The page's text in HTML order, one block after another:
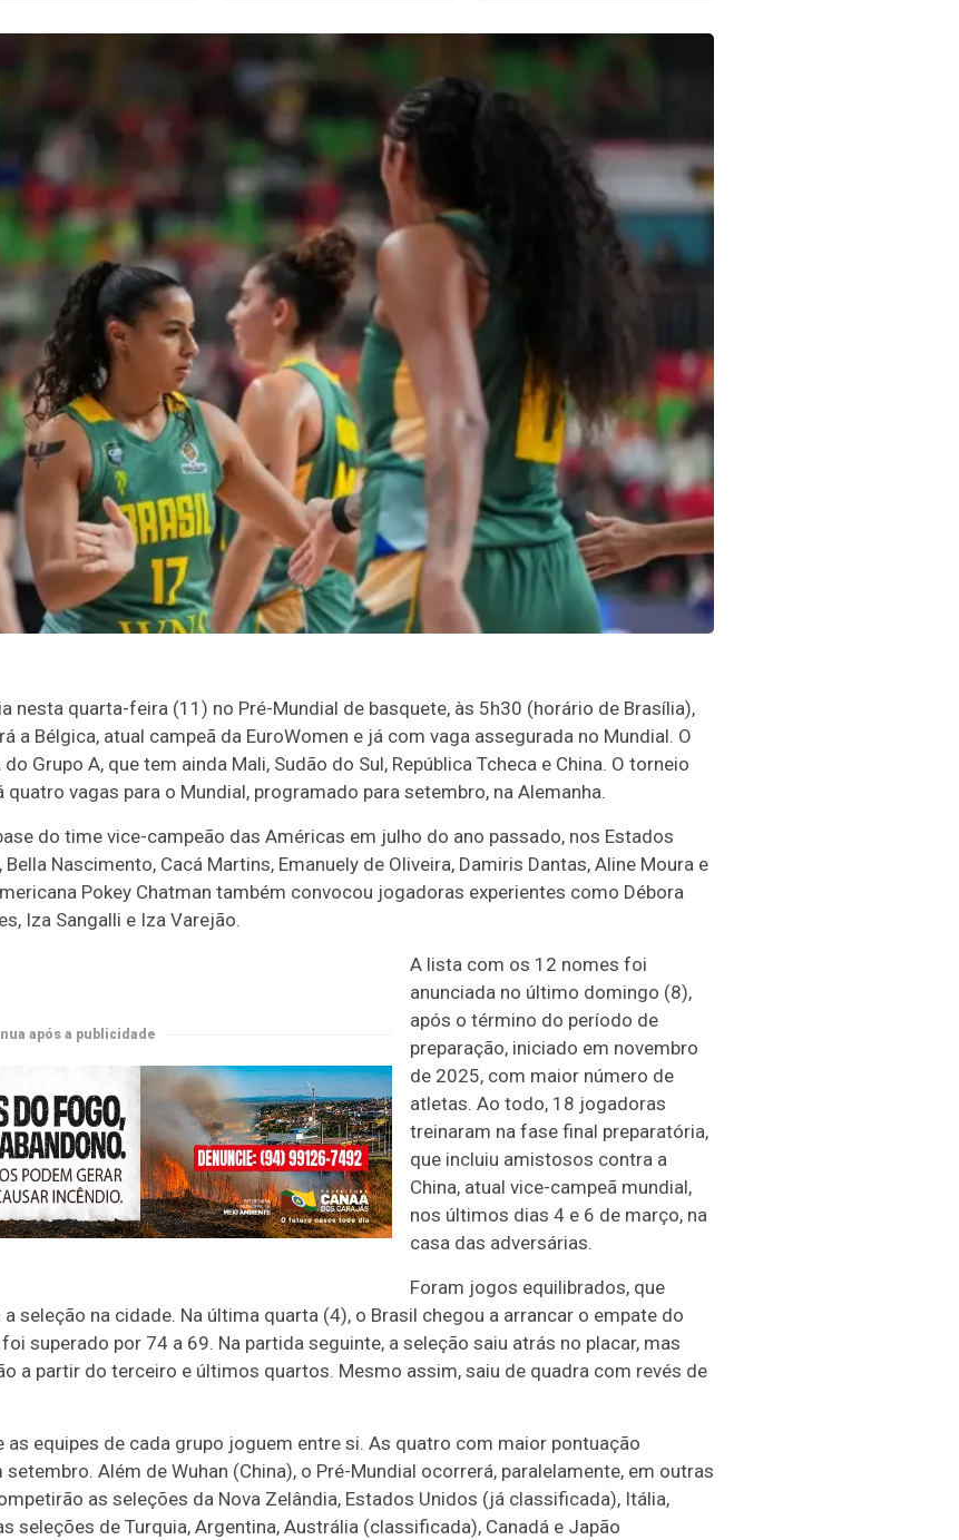
nesta quarta-feira (11) no Pré-Mundial de basquete, às 5h30 (horário de Brasília),
a Bélgica, atual campeã da EuroWomen e já com vaga assegurada no Mundial. O
Grupo A, que tem ainda Mali, Sudão do Sul, República Tcheca e China. O torneio
vagas para o Mundial, programado para setembro, na Alemanha.
do time vice-campeão das Américas em julho do ano passado, nos Estados
Nascimento, Cacá Martins, Emanuely de Oliveira, Damiris Dantas, Aline Moura e
Pokey Chatman também convocou jogadoras experientes como Débora
Iza Sangalli e Iza Varejão.
após a publicidade
A lista com os 12 nomes foi
anunciada no último domingo (8),
após o término do período de
preparação, iniciado em novembro
de 2025, com maior número de
atletas. Ao todo, 18 jogadoras
treinaram na fase final preparatória,
que incluiu amistosos contra a
China, atual vice-campeã mundial,
nos últimos dias 4 e 6 de março, na
casa das adversárias.
Foram jogos equilibrados, que
seleção na cidade. Na última quarta (4), o Brasil chegou a arrancar o empate do
superado por 74 a 69. Na partida seguinte, a seleção saiu atrás no placar, mas
a partir do terceiro e últimos quartos. Mesmo assim, saiu de quadra com revés de
as equipes de cada grupo joguem entre si. As quatro com maior pontuação
Além de Wuhan (China), o Pré-Mundial ocorrerá, paralelamente, em outras
as seleções da Nova Zelândia, Estados Unidos (já classificada), Itália,
seleções de Turquia, Argentina, Austrália (classificada), Canadá e Japão